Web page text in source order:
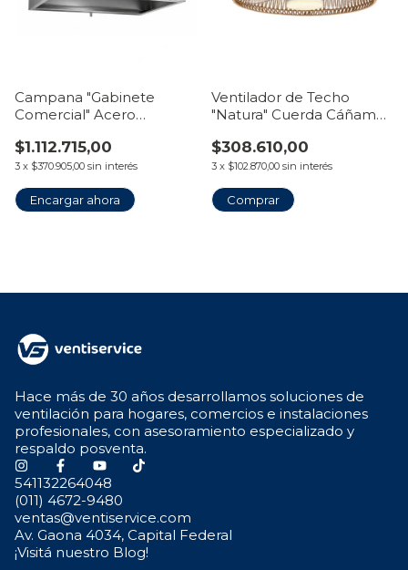
Campana "Gabinete
Comercial" Acero
$1.112.715,00
3 x $370.905,00 sin interés
Encargar ahora
Ventilador de Techo
"Natura" Cuerda Cáñamo
Línea VentiHome
$308.610,00
3 x $102.870,00 sin interés
Hace más de 30 años desarrollamos soluciones de
ventilación para hogares, comercios e instalaciones
profesionales, con asesoramiento especializado y
respaldo posventa.
541132264048
(011) 4672-9480
ventas@ventiservice.com
Av. Gaona 4034, Capital Federal
¡Visitá nuestro Blog!